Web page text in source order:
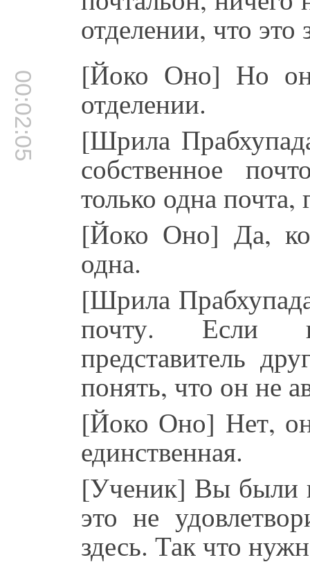
отделении, что это
00:02:05 [Йоко Оно] Но он
отделении.
[Шрила
собственное
только одна почта,
[Йоко Оно] Да,
одна.
[Шрила
почту. Если
представитель
понять, что он не
[Йоко Оно] Нет, он
единственная.
[Ученик] Вы были
это не
здесь. Так что